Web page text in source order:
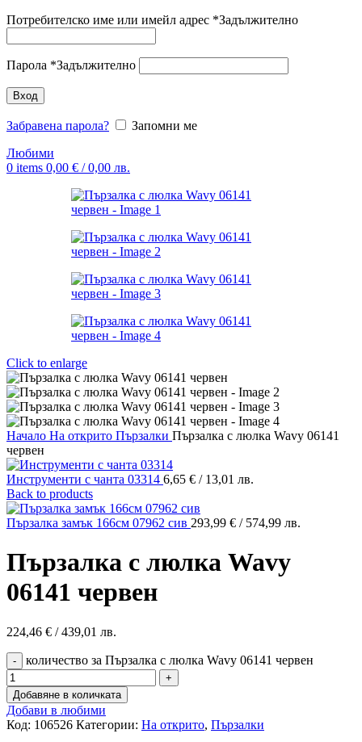
Потребителско име или имейл адрес *Задължително
Парола *Задължително
Вход
Забравена парола?
Запомни ме
Любими
0 items 0,00 € / 0,00 лв.
Click to enlarge
Начало На открито Пързалки Пързалка с люлка Wavy 06141
червен
Инструменти с чанта 03314 6,65 € / 13,01 лв.
Back to products
Пързалка замък 166см 07962 сив 293,99 € / 574,99 лв.
Пързалка с люлка Wavy
06141 червен
224,46 € / 439,01 лв.
количество за Пързалка с люлка Wavy 06141 червен
Добавяне в количката
Добави в любими
Код: 106526 Категории: На открито, Пързалки